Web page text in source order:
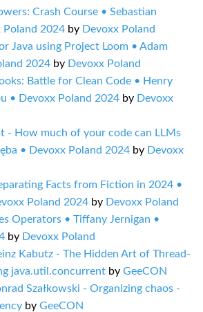
Crash Course • Sebastian
Poland 2024 by Devoxx Poland
Java using Project Loom • Adam
2024 by Devoxx Poland
Battle for Clean Code • Henry
• Devoxx Poland 2024 by Devoxx
- How much of your code can LLMs
• Devoxx Poland 2024 by Devoxx
Facts from Fiction in 2024 •
Poland 2024 by Devoxx Poland
Operators • Tiffany Jernigan •
by Devoxx Poland
Kabutz - The Hidden Art of Thread-
java.util.concurrent by GeeCON
Szałkowski - Organizing chaos -
by GeeCON